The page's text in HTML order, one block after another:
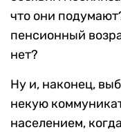
что они
пенсионный
нет?
Ну и, наконец,
некую
населением,